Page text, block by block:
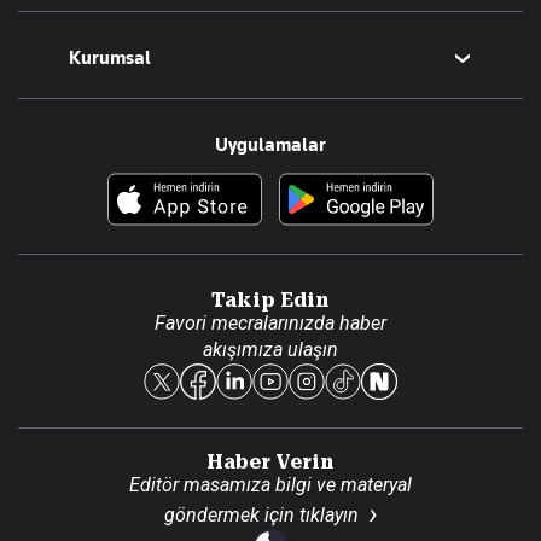
Magazin
Teknoloji
Resmî Ilanlar
Foto Haber
Kurumsal
Hakkımızda
Künye
Reklam Ver
Uygulamalar
Takip Edin
Favori mecralarınızda haber
akışımıza ulaşın
Haber Verin
Editör masamıza bilgi ve materyal
göndermek için tıklayın